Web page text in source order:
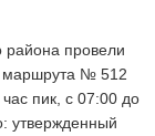
района провели
маршрута № 512
пик, с 07:00 до
утвержденный